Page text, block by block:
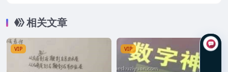
相关文章
VIP VIP